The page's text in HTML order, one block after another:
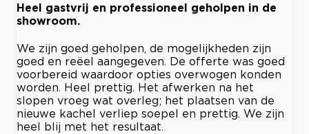
Heel gastvrij en professioneel geholpen in de
showroom.
We zijn goed geholpen, de mogelijkheden zijn
goed en reëel aangegeven. De offerte was goed
voorbereid waardoor opties overwogen konden
worden. Heel prettig. Het afwerken na het
slopen vroeg wat overleg; het plaatsen van de
nieuwe kachel verliep soepel en prettig. We zijn
heel blij met het resultaat.